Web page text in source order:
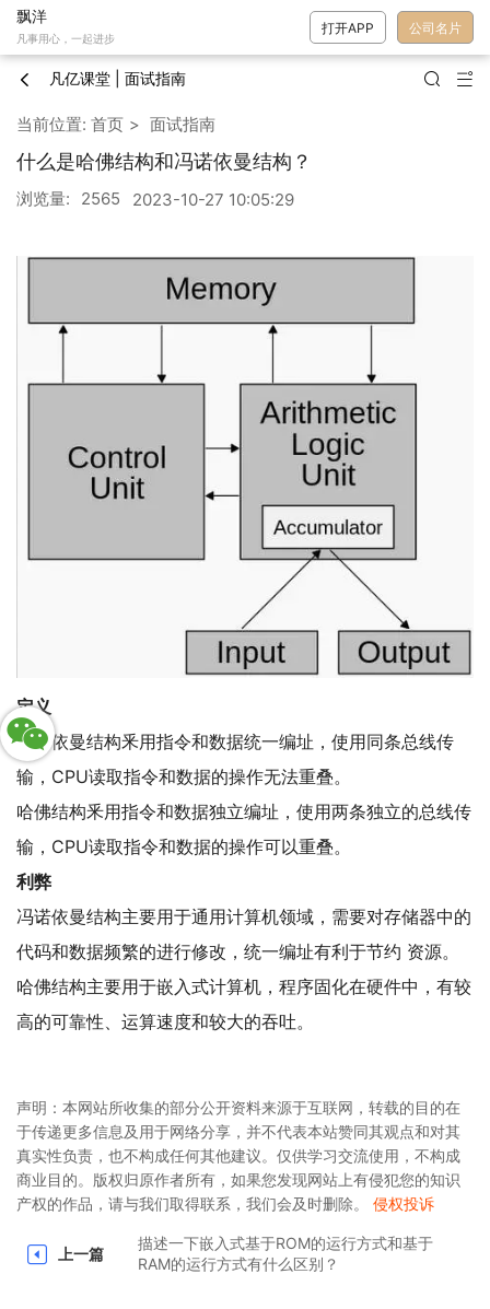
飘洋
凡事用心，一起进步
打开APP 公司名片
 凡亿课堂 | 面试指南  
当前位置: 首页 面试指南
什么是哈佛结构和冯诺依曼结构？
浏览量: 2565 2023-10-27 10:05:29
定义
冯诺依曼结构⾤⽤指令和数据统⼀编址，使⽤同条总线传
输，CPU读取指令和数据的操作⽆法重叠。
哈佛结构⾤⽤指令和数据独立编址，使⽤两条独立的总线传
输，CPU读取指令和数据的操作可以重叠。
利弊
冯诺依曼结构主要⽤于通⽤计算机领域，需要对存储器中的
代码和数据频繁的进⾏修改，统⼀编址有利于节约 资源。
哈佛结构主要⽤于嵌入式计算机，程序固化在硬件中，有较
⾼的可靠性、运算速度和较⼤的吞吐。
声明：本网站所收集的部分公开资料来源于互联网，转载的目的在
于传递更多信息及用于网络分享，并不代表本站赞同其观点和对其
真实性负责，也不构成任何其他建议。仅供学习交流使用，不构成
商业目的。版权归原作者所有，如果您发现网站上有侵犯您的知识
产权的作品，请与我们取得联系，我们会及时删除。 侵权投诉
上一篇
描述⼀下嵌入式基于ROM的运⾏⽅式和基于
RAM的运⾏⽅式有什么区别？